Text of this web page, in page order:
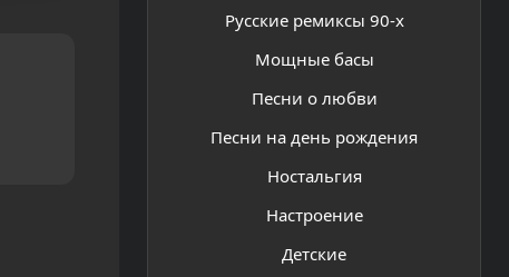
Русские ремиксы 90-х
Мощные басы
Песни о любви
Песни на день рождения
Ностальгия
Настроение
Детские